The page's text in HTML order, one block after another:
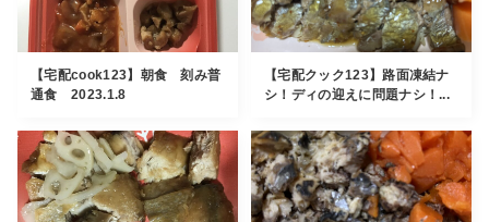
【宅配cook123】朝食 刻み普
通食 2023.1.8
【宅配クック123】路面凍結ナ
シ！ディの迎えに問題ナシ！...